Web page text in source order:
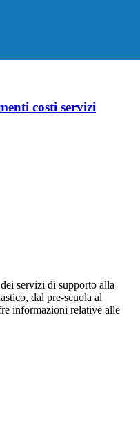
costi servizi
servizi di supporto alla
dal pre-scuola al
informazioni relative alle